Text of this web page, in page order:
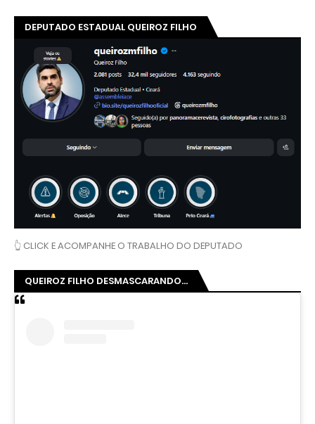
DEPUTADO ESTADUAL QUEIROZ FILHO
👆 CLICK E ACOMPANHE O TRABALHO DO DEPUTADO
QUEIROZ FILHO DESMASCARANDO...